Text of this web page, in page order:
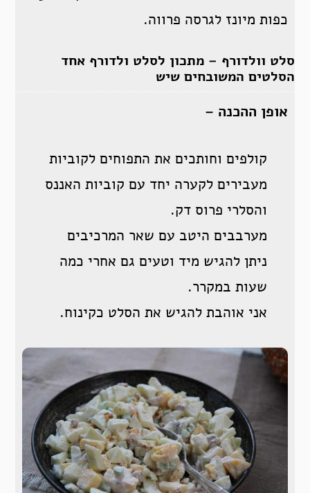
כפות מיונז לגרסה פרווה.
סלט וולדורף – מתכון לסלט ולדורף אחד
הסלטים המשובחים שיש
אופן ההכנה –
קולפים וחותכים את התפוחים לקוביות
מעבירים לקערה יחד עם קוביות האננס
והסלרי פרוס דק.
מערבבים היטב עם שאר המרכיבים
ניתן להגיש מיד וטעים גם אחרי כמה
שעות במקרר.
אני אוהבת להגיש את הסלט כקינוח.